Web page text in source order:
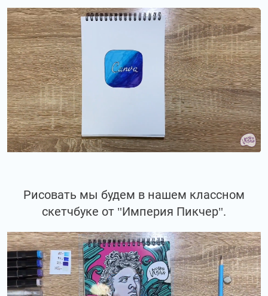
Рисовать мы будем в нашем классном
скетчбуке от "Империя Пикчер".